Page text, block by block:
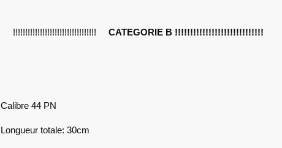
!!!!!!!!!!!!!!!!!!!!!!!!!!!!!!!!!! CATEGORIE B !!!!!!!!!!!!!!!!!!!!!!!!!!!!!
Calibre 44 PN
Longueur totale: 30cm